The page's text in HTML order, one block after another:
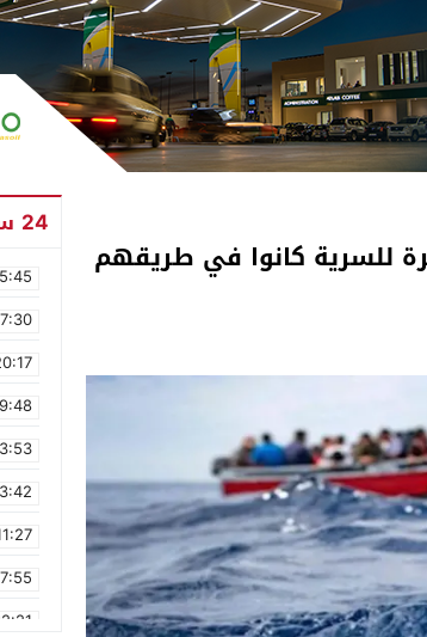
مرشحا للهجرة للسرية كانوا في طريقهم
24 ساعة